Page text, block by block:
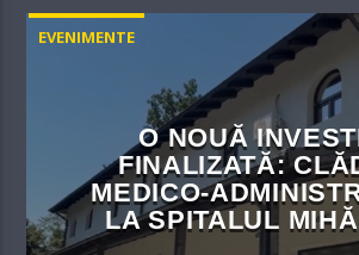
EVENIMENTE
O NOUĂ
FINALIZATĂ:
MEDICO-
LA SPITALUL